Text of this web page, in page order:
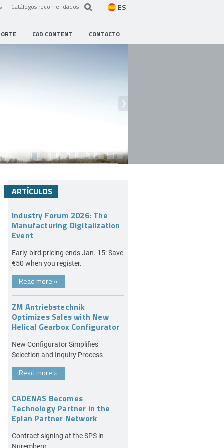
Catálogos recomendados ES
CAD CONTENT CONTACTO
ARTÍCULOS
Industry Forum 2026: The
Manufacturing Digitalization
Event
Early-bird pricing ends Jan. 15: Save
€50 when you register.
Read more »
ZM Antriebstechnik
Optimizes Sales with New
Helical Gearbox Configurator
New Configurator Simplifies
Selection and Inquiry Process
Read more »
CADENAS Becomes
Technology Partner in the
Eplan Partner Network
Contract signing at the SPS in